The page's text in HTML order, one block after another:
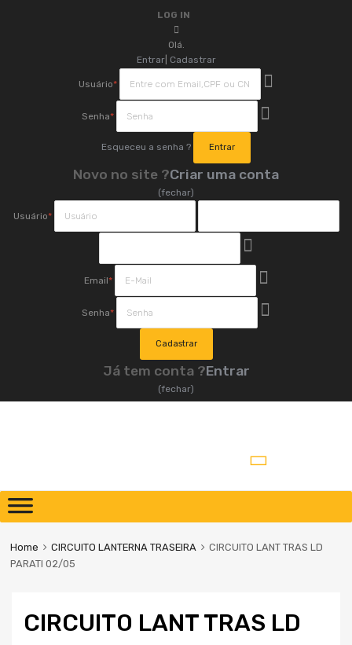
LOG IN
Olá.
Entrar| Cadastrar
Usuário*
Senha*
Esqueceu a senha ?
Novo no site ?Criar uma conta
(fechar)
Usuário*
Email*
Senha*
Já tem conta ?Entrar
(fechar)
Pular
para
Home CIRCUITO LANTERNA TRASEIRA
CIRCUITO LANT TRAS LD
PARATI 02/05
CIRCUITO LANT TRAS LD